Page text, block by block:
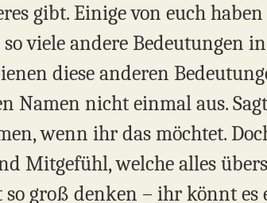
gibt. Einige von euch
viele andere Bedeutungen
diese anderen
Namen nicht einmal aus.
wenn ihr das möchtet.
Mitgefühl, welche alles
groß denken – ihr könnt es